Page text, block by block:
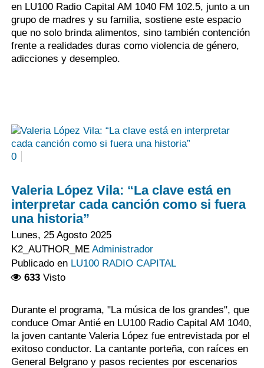
en LU100 Radio Capital AM 1040 FM 102.5, junto a un
grupo de madres y su familia, sostiene este espacio
que no solo brinda alimentos, sino también contención
frente a realidades duras como violencia de género,
adicciones y desempleo.
0
Valeria López Vila: “La clave está en
interpretar cada canción como si fuera
una historia”
Lunes, 25 Agosto 2025
K2_AUTHOR_ME Administrador
Publicado en LU100 RADIO CAPITAL
633 Visto
Durante el programa, "La música de los grandes", que
conduce Omar Antié en LU100 Radio Capital AM 1040,
la joven cantante Valeria López fue entrevistada por el
exitoso conductor. La cantante porteña, con raíces en
General Belgrano y pasos recientes por escenarios